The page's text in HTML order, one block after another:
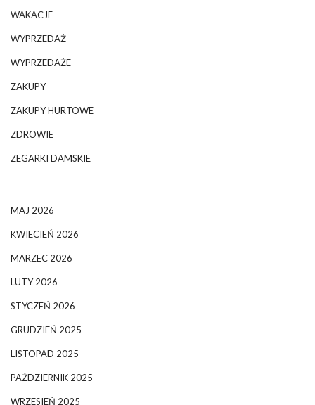
WAKACJE
WYPRZEDAŻ
WYPRZEDAŻE
ZAKUPY
ZAKUPY HURTOWE
ZDROWIE
ZEGARKI DAMSKIE
MAJ 2026
KWIECIEŃ 2026
MARZEC 2026
LUTY 2026
STYCZEŃ 2026
GRUDZIEŃ 2025
LISTOPAD 2025
PAŹDZIERNIK 2025
WRZESIEŃ 2025